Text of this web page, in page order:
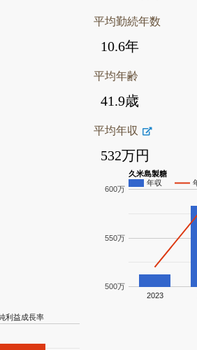
利益成長率
平均勤続年数
10.6年
平均年齢
41.9歳
平均年収
532万円
久米島製糖
年収
2023
500万
550万
600万